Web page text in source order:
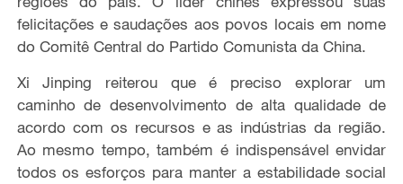
felicitações e saudações aos povos locais em nome
do Comitê Central do Partido Comunista da China.
Xi Jinping reiterou que é preciso explorar um
caminho de desenvolvimento de alta qualidade de
acordo com os recursos e as indústrias da região.
Ao mesmo tempo, também é indispensável envidar
todos os esforços para manter a estabilidade social